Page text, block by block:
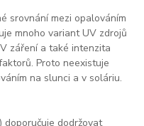
srovnání mezi opalováním
mnoho variant UV zdrojů
záření a také intenzita
Proto neexistuje
na slunci a v soláriu.
doporučuje dodržovat